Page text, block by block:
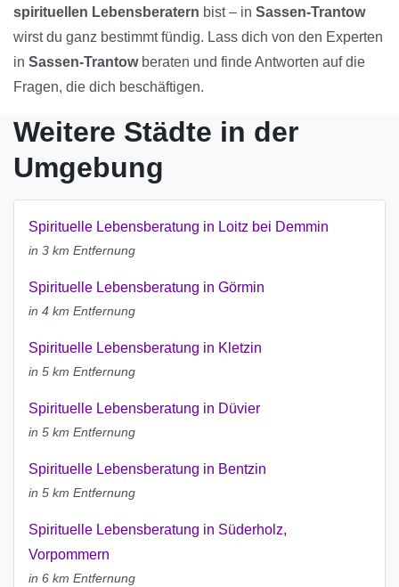
spirituellen Lebensberatern bist – in Sassen-Trantow
wirst du ganz bestimmt fündig. Lass dich von den Experten
in Sassen-Trantowberaten und finde Antworten auf die
Fragen, die dich beschäftigen.
Weitere Städte in der
Umgebung
Spirituelle Lebensberatung in Loitz bei Demmin
in 3 km Entfernung
Spirituelle Lebensberatung in Görmin
in 4 km Entfernung
Spirituelle Lebensberatung in Kletzin
in 5 km Entfernung
Spirituelle Lebensberatung in Düvier
in 5 km Entfernung
Spirituelle Lebensberatung in Bentzin
in 5 km Entfernung
Spirituelle Lebensberatung in Süderholz,
Vorpommern
in 6 km Entfernung